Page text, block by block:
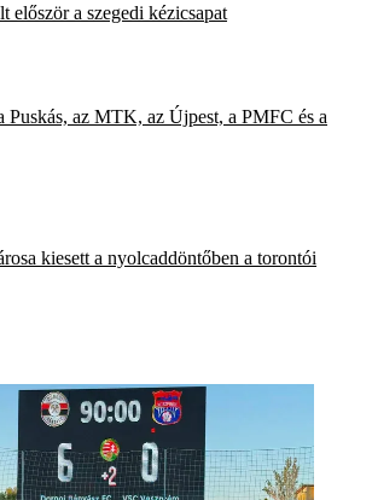
először a szegedi kézicsapat
az MTK, az Újpest, a PMFC és a
kiesett a nyolcaddöntőben a torontói